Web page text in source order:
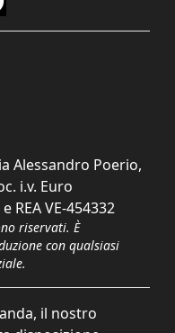
Alessandro Poerio,
i.v. Euro
REA VE-454332
riservati. È
con qualsiasi
il nostro